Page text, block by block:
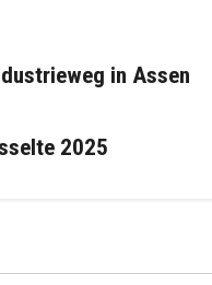
in Assen
2025